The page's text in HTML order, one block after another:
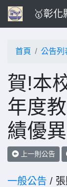
🥇彰化
首頁 公告列
賀!本
年度
績優異
上一則公告
一般公告 /